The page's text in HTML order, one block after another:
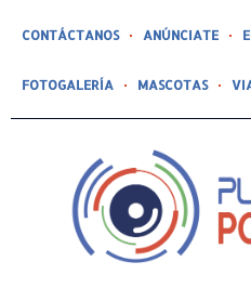
CONTÁCTANOS ANÚNCIATE
FOTOGALERÍA MASCOTAS